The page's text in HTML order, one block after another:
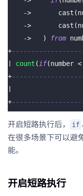
->
       cast
(
->
       cast
(
-> ) from
+
count ( if(number <
+
+
开启短路执行后， if
在很多场景下可以避
能。
开启短路执行